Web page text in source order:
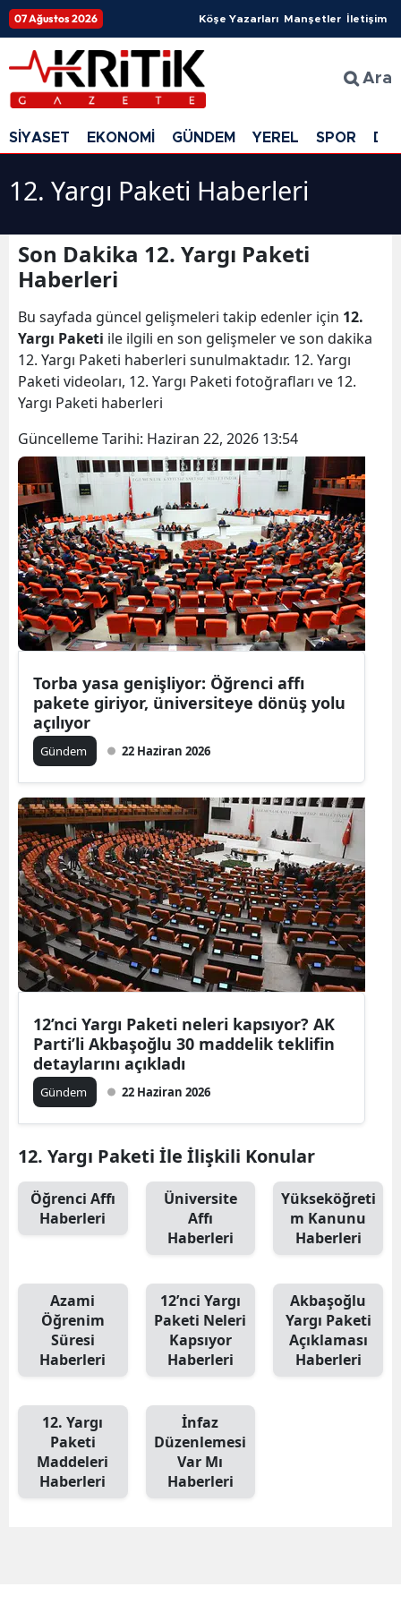
07 Ağustos 2026 Köşe Yazarları Manşetler İletişim
Ara
SİYASET EKONOMİ GÜNDEM YEREL SPOR
12. Yargı Paketi Haberleri
Son Dakika 12. Yargı Paketi
Haberleri
Bu sayfada güncel gelişmeleri takip edenler için 12.
Yargı Paketi ile ilgili en son gelişmeler ve son dakika
12. Yargı Paketi haberleri sunulmaktadır. 12. Yargı
Paketi videoları, 12. Yargı Paketi fotoğrafları ve 12.
Yargı Paketi haberleri
Güncelleme Tarihi: Haziran 22, 2026 13:54
Torba yasa genişliyor: Öğrenci affı
pakete giriyor, üniversiteye dönüş yolu
açılıyor
Gündem 22 Haziran 2026
12’nci Yargı Paketi neleri kapsıyor? AK
Parti’li Akbaşoğlu 30 maddelik teklifin
detaylarını açıkladı
Gündem 22 Haziran 2026
12. Yargı Paketi İle İlişkili Konular
Öğrenci Affı
Haberleri
Üniversite
Affı
Haberleri
Yükseköğreti
m Kanunu
Haberleri
Azami
Öğrenim
Süresi
Haberleri
12’nci Yargı
Paketi Neleri
Kapsıyor
Haberleri
Akbaşoğlu
Yargı Paketi
Açıklaması
Haberleri
12. Yargı
Paketi
Maddeleri
Haberleri
İnfaz
Düzenlemesi
Var Mı
Haberleri